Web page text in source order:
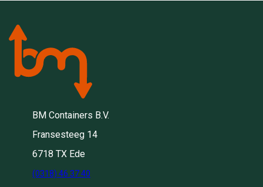
BM Containers B.V.
Fransesteeg 14
6718 TX Ede
(0318) 46 37 40